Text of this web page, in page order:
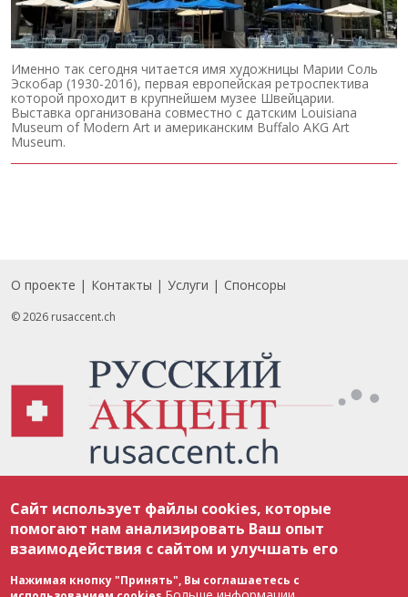
Именно так сегодня читается имя художницы Марии Соль
Эскобар (1930-2016), первая европейская ретроспектива
которой проходит в крупнейшем музее Швейцарии.
Выставка организована совместно с датским Louisiana
Museum of Modern Art и американским Buffalo AKG Art
Museum.
Footer
О проекте Контакты Услуги Спонсоры
© 2026 rusaccent.ch
соответствии с законодательством Швейцарии об авторском праве и
международными соглашениями. Полное или частичное использование
материалов возможно только с разрешения редакции. В случае полного
или частичного воспроизведения материалов сайта rusaccent.ch,
ОБЯЗАТЕЛЬНА АКТИВНАЯ ГИПЕРССЫЛКА на конкретный заимствованный
текст. Фотоизображения, размещенные редакцией rusaccent.ch, являются
ее исключительной собственностью. Полное или частичное
Сайт использует файлы cookies, которые
помогают нам анализировать Ваш опыт
взаимодействия с сайтом и улучшать его
Нажимая кнопку "Принять", Вы соглашаетесь с